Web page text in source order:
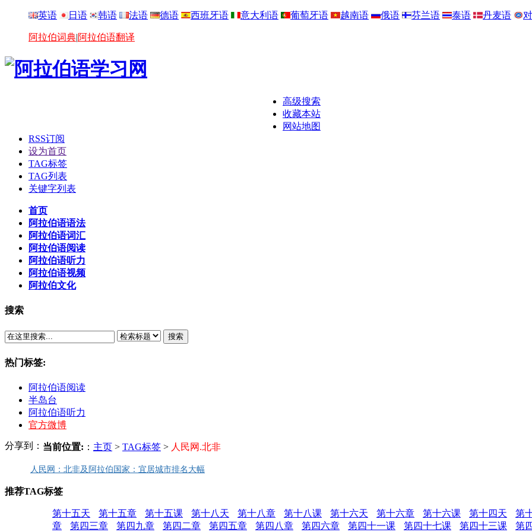
英语 日语 韩语 法语 德语 西班牙语 意大利语 葡萄牙语 越南语 俄语 芬兰语 泰语 丹麦语
阿拉伯词典|阿拉伯语翻译
高级搜索
收藏本站
网站地图
RSS订阅
设为首页
TAG标签
TAG列表
关键字列表
首页
阿拉伯语语法
阿拉伯语词汇
阿拉伯语阅读
阿拉伯语听力
阿拉伯语视频
阿拉伯文化
搜索
搜索
热门标签:
阿拉伯语阅读
半岛台
阿拉伯语听力
官方微博
分享到： 当前位置: ： 主页 > TAG标签 > 人民网.北非
人民网：北非及阿拉伯国家：宜居城市排名大幅
推荐TAG标签
第十五天 第十五章 第十五课 第十八天 第十八章 第十八课 第十六天 第十六章 第十六课 第十四天
第
章
第四三章 第四九章 第四二章 第四五章 第四八章 第四六章 第四十一课 第四十七课 第四十三课 第